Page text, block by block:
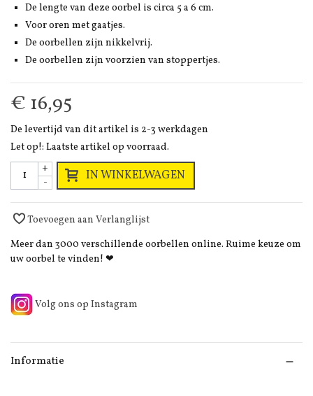
De lengte van deze oorbel is circa 5 a 6 cm.
Voor oren met gaatjes.
De oorbellen zijn nikkelvrij.
De oorbellen zijn voorzien van stoppertjes.
€ 16,95
De levertijd van dit artikel is 2-3 werkdagen
Let op!: Laatste artikel op voorraad.
-
+ IN WINKELWAGEN
Toevoegen aan Verlanglijst
Meer dan 3000 verschillende oorbellen online. Ruime keuze om
uw oorbel te vinden! ❤
Volg ons op Instagram
Informatie